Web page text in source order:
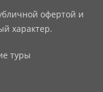
офертой и
характер.
туры